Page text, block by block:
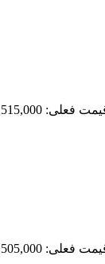
فعلی: 7,515,000 تومان.
فعلی: 8,505,000 تومان.